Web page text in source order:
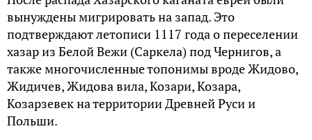
вынуждены мигрировать на запад. Это
подтверждают летописи 1117 года о переселении
хазар из Белой Вежи (Саркела) под Чернигов, а
также многочисленные топонимы вроде Жидово,
Жидичев, Жидова вила, Козари, Козара,
Козарзевек на территории Древней Руси и
Польши.